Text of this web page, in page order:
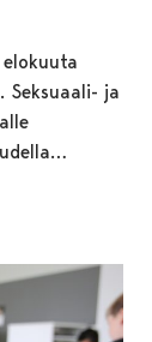
Seksuaali- ja